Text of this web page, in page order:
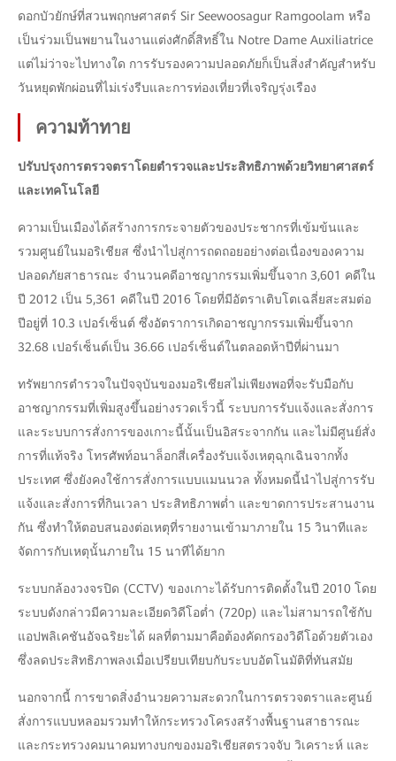
ดอกบัวยักษ์ที่สวนพฤกษศาสตร์ Sir Seewoosagur Ramgoolam หรือ
เป็นร่วมเป็นพยานในงานแต่งศักดิ์สิทธิ์ใน Notre Dame Auxiliatrice
แต่ไม่ว่าจะไปทางใด การรับรองความปลอดภัยก็เป็นสิ่งสำคัญสำหรับ
วันหยุดพักผ่อนที่ไม่เร่งรีบและการท่องเที่ยวที่เจริญรุ่งเรือง
ความท้าทาย
ปรับปรุงการตรวจตราโดยตำรวจและประสิทธิภาพด้วยวิทยาศาสตร์
และเทคโนโลยี
ความเป็นเมืองได้สร้างการกระจายตัวของประชากรที่เข้มข้นและ
รวมศูนย์ในมอริเชียส ซึ่งนำไปสู่การถดถอยอย่างต่อเนื่องของความ
ปลอดภัยสาธารณะ จำนวนคดีอาชญากรรมเพิ่มขึ้นจาก 3,601 คดีใน
ปี 2012 เป็น 5,361 คดีในปี 2016 โดยที่มีอัตราเติบโตเฉลี่ยสะสมต่อ
ปีอยู่ที่ 10.3 เปอร์เซ็นต์ ซึ่งอัตราการเกิดอาชญากรรมเพิ่มขึ้นจาก
32.68 เปอร์เซ็นต์เป็น 36.66 เปอร์เซ็นต์ในตลอดห้าปีที่ผ่านมา
ทรัพยากรตำรวจในปัจจุบันของมอริเชียสไม่เพียงพอที่จะรับมือกับ
อาชญากรรมที่เพิ่มสูงขึ้นอย่างรวดเร็วนี้ ระบบการรับแจ้งและสั่งการ
และระบบการสั่งการของเกาะนี้นั้นเป็นอิสระจากกัน และไม่มีศูนย์สั่ง
การที่แท้จริง โทรศัพท์อนาล็อกสี่เครื่องรับแจ้งเหตุฉุกเฉินจากทั้ง
ประเทศ ซึ่งยังคงใช้การสั่งการแบบแมนนวล ทั้งหมดนี้นำไปสู่การรับ
แจ้งและสั่งการที่กินเวลา ประสิทธิภาพต่ำ และขาดการประสานงาน
กัน ซึ่งทำให้ตอบสนองต่อเหตุที่รายงานเข้ามาภายใน 15 วินาทีและ
จัดการกับเหตุนั้นภายใน 15 นาทีได้ยาก
ระบบกล้องวงจรปิด (CCTV) ของเกาะได้รับการติดตั้งในปี 2010 โดย
ระบบดังกล่าวมีความละเอียดวิดีโอต่ำ (720p) และไม่สามารถใช้กับ
แอปพลิเคชันอัจฉริยะได้ ผลที่ตามมาคือต้องคัดกรองวิดีโอด้วยตัวเอง
ซึ่งลดประสิทธิภาพลงเมื่อเปรียบเทียบกับระบบอัตโนมัติที่ทันสมัย
นอกจากนี้ การขาดสิ่งอำนวยความสะดวกในการตรวจตราและศูนย์
สั่งการแบบหลอมรวมทำให้กระทรวงโครงสร้างพื้นฐานสาธารณะ
และกระทรวงคมนาคมทางบกของมอริเชียสตรวจจับ วิเคราะห์ และ